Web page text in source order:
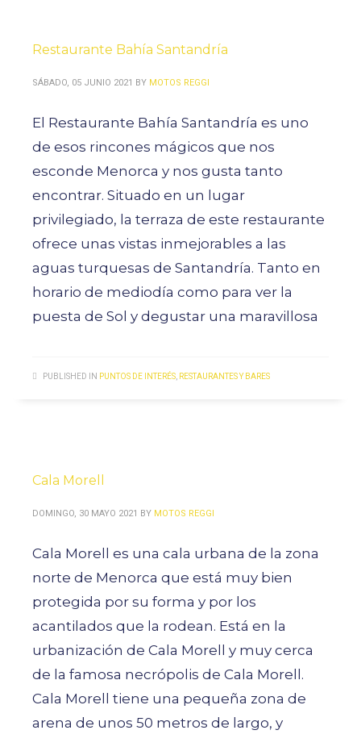
Restaurante Bahía Santandría
SÁBADO, 05 JUNIO 2021 BY MOTOS REGGI
El Restaurante Bahía Santandría es uno
de esos rincones mágicos que nos
esconde Menorca y nos gusta tanto
encontrar. Situado en un lugar
privilegiado, la terraza de este restaurante
ofrece unas vistas inmejorables a las
aguas turquesas de Santandría. Tanto en
horario de mediodía como para ver la
puesta de Sol y degustar una maravillosa
PUBLISHED IN PUNTOS DE INTERÉS RESTAURANTES Y BARES
Cala Morell
DOMINGO, 30 MAYO 2021 BY MOTOS REGGI
Cala Morell es una cala urbana de la zona
norte de Menorca que está muy bien
protegida por su forma y por los
acantilados que la rodean. Está en la
urbanización de Cala Morell y muy cerca
de la famosa necrópolis de Cala Morell.
Cala Morell tiene una pequeña zona de
arena de unos 50 metros de largo, y